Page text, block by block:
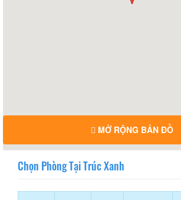
MỞ RỘNG BẢN ĐỒ
Chọn Phòng Tại Trúc Xanh